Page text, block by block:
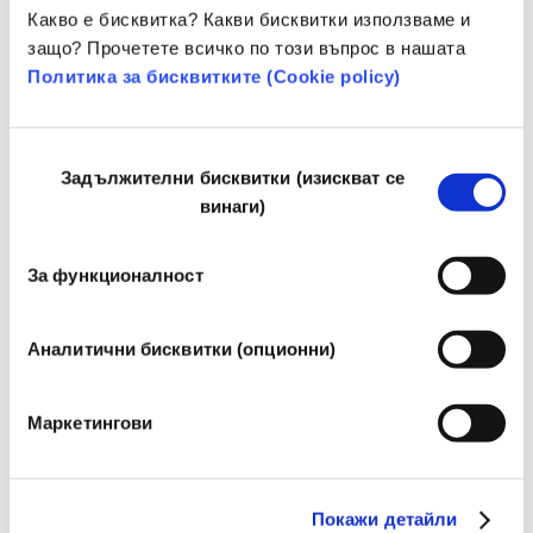
Какво е бисквитка? Какви бисквитки използваме и
защо? Прочетете всичко по този въпрос в нашата
Политика за бисквитките (Сookie policy)
Задължителни бисквитки (изискват се
винаги)
За функционалност
Аналитични бисквитки (опционни)
Маркетингови
Покажи детайли
Принадлежи към следните групи вещества
Емулгатори
Регулация на козметиката
Козметичните съставки подлежат на регулаторен
съставки извън ЕС може да се прилагат различни
разпоредби.
Разберете повече за